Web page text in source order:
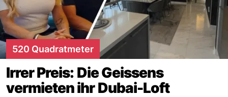
520 Quadratmeter
Irrer Preis: Die Geissens
vermieten ihr Dubai-Loft